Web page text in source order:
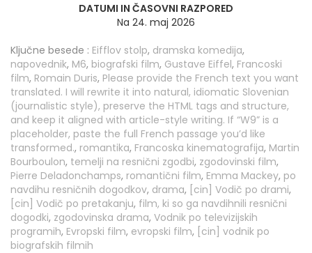
DATUMI IN ČASOVNI RAZPORED
Na 24. maj 2026
Ključne besede : Eifflov stolp, dramska komedija,
napovednik, M6, biografski film, Gustave Eiffel, Francoski
film, Romain Duris, Please provide the French text you want
translated. I will rewrite it into natural, idiomatic Slovenian
(journalistic style), preserve the HTML tags and structure,
and keep it aligned with article-style writing. If “W9” is a
placeholder, paste the full French passage you’d like
transformed., romantika, Francoska kinematografija, Martin
Bourboulon, temelji na resnični zgodbi, zgodovinski film,
Pierre Deladonchamps, romantični film, Emma Mackey, po
navdihu resničnih dogodkov, drama, [cin] Vodič po drami,
[cin] Vodič po pretakanju, film, ki so ga navdihnili resnični
dogodki, zgodovinska drama, Vodnik po televizijskih
programih, Evropski film, evropski film, [cin] vodnik po
biografskih filmih